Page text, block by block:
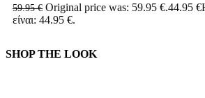
59.95€ Original price was: 59.95 €.44.95 €
είναι: 44.95 €.
SHOP THE LOOK